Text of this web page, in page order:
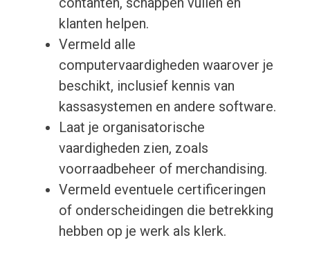
klanten helpen.
Vermeld alle
computervaardigheden waarover je
beschikt, inclusief kennis van
kassasystemen en andere software.
Laat je organisatorische
vaardigheden zien, zoals
voorraadbeheer of merchandising.
Vermeld eventuele certificeringen
of onderscheidingen die betrekking
hebben op je werk als klerk.